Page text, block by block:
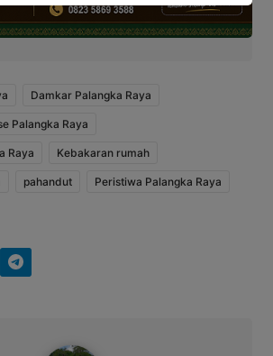
Damkar Palangka Raya
Palangka Raya
Raya Kebakaran rumah
pahandut Peristiwa Palangka Raya